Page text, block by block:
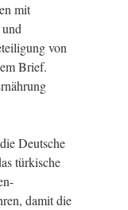
mit
von
Brief.
Deutsche
türkische
damit die